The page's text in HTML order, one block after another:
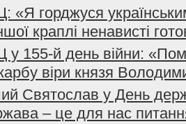
«Я горджуся
краплі ненависті
у 155-й день війни:
віри князя
Святослав у День
– це для нас